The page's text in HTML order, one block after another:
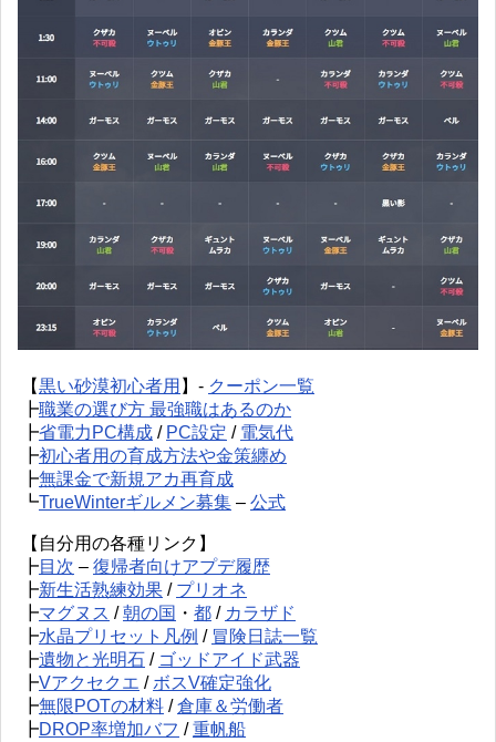
【黒い砂漠初心者用 】- クーポン一覧
┣職業の選び方 最強職はあるのか
┣省電力PC構成 / PC設定 / 電気代
┣初心者用の育成方法や金策纏め
┣無課金で新規アカ再育成
┗TrueWinterギルメン募集 – 公式
【自分用の各種リンク】
┣目次 – 復帰者向けアプデ履歴
┣新生活熟練効果 / プリオネ
┣マグヌス / 朝の国 ・ 都 / カラザド
┣水晶プリセット凡例 / 冒険日誌一覧
┣遺物と光明石 / ゴッドアイド武器
┣Vアクセクエ / ボスV確定強化
┣無限POTの材料 / 倉庫＆労働者
┣DROP率増加バフ / 重帆船